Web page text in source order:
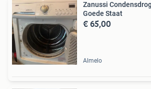
Zanussi
Goede Staat
€ 65,00
Almelo